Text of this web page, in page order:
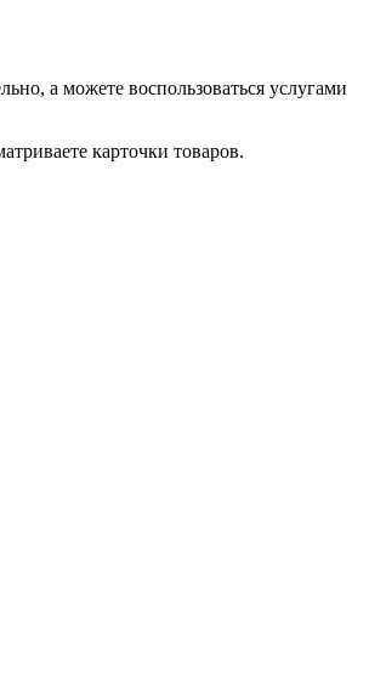
а можете воспользоваться услугами
карточки товаров.